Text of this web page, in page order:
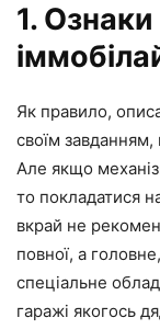
1.
Як правило,
своїм
Але якщо
то покладатися
вкрай не
повної, а
спеціальне
гаражі якогось